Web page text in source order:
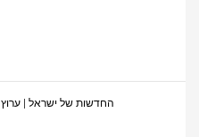
C14 החדשות של ישראל | ערוץ 14 7.4.9